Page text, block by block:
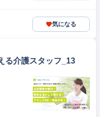
気になる
る介護スタッフ_13